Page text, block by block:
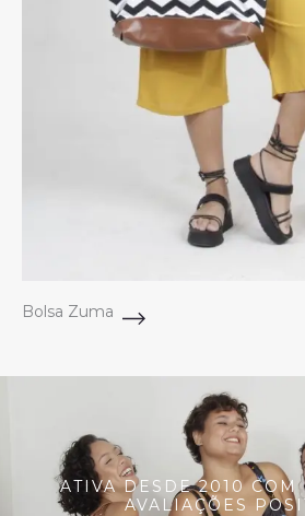
Bolsa Zuma
ATIVA DESDE 2010 COM
AVALIAÇÕES